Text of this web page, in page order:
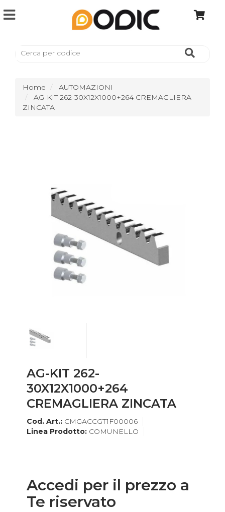
Home
AUTOMAZIONI
AG-KIT 262-30X12X1000+264 CREMAGLIERA
ZINCATA
AG-KIT 262-
30X12X1000+264
CREMAGLIERA ZINCATA
Cod. Art.: CMGACCGT1F00006
Linea Prodotto: COMUNELLO
Accedi per il prezzo a
Te riservato